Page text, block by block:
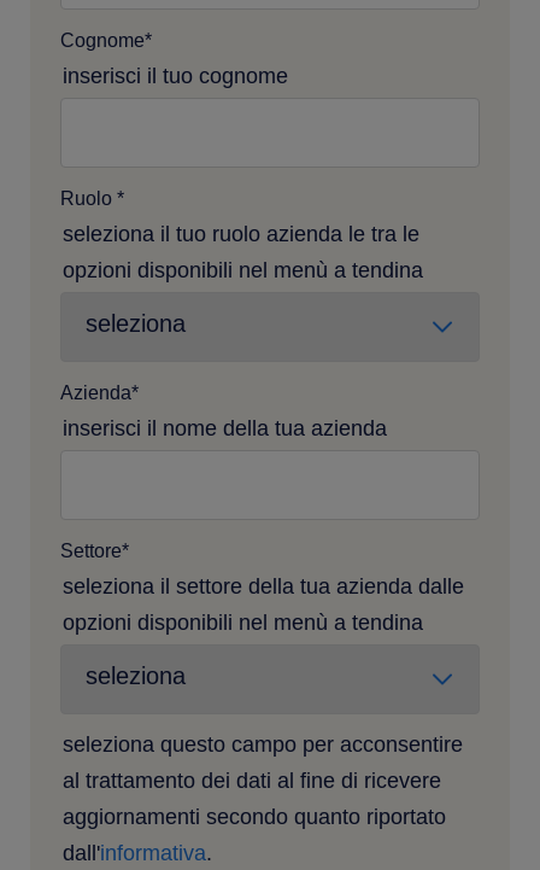
Cognome*
inserisci il tuo cognome
Ruolo *
seleziona il tuo ruolo azienda le tra le
opzioni disponibili nel menù a tendina
Azienda*
inserisci il nome della tua azienda
Settore*
seleziona il settore della tua azienda dalle
opzioni disponibili nel menù a tendina
seleziona questo campo per acconsentire
al trattamento dei dati al fine di ricevere
aggiornamenti secondo quanto riportato
dall'informativa.